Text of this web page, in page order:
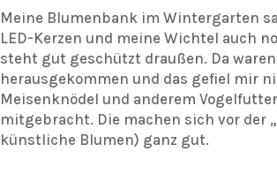
Meine Blumenbank im Wintergarten
LED-Kerzen und meine Wichtel auch
steht gut geschützt draußen. Da
herausgekommen und das gefiel mir
Meisenknödel und anderem
mitgebracht. Die machen sich vor der
künstliche Blumen) ganz gut.